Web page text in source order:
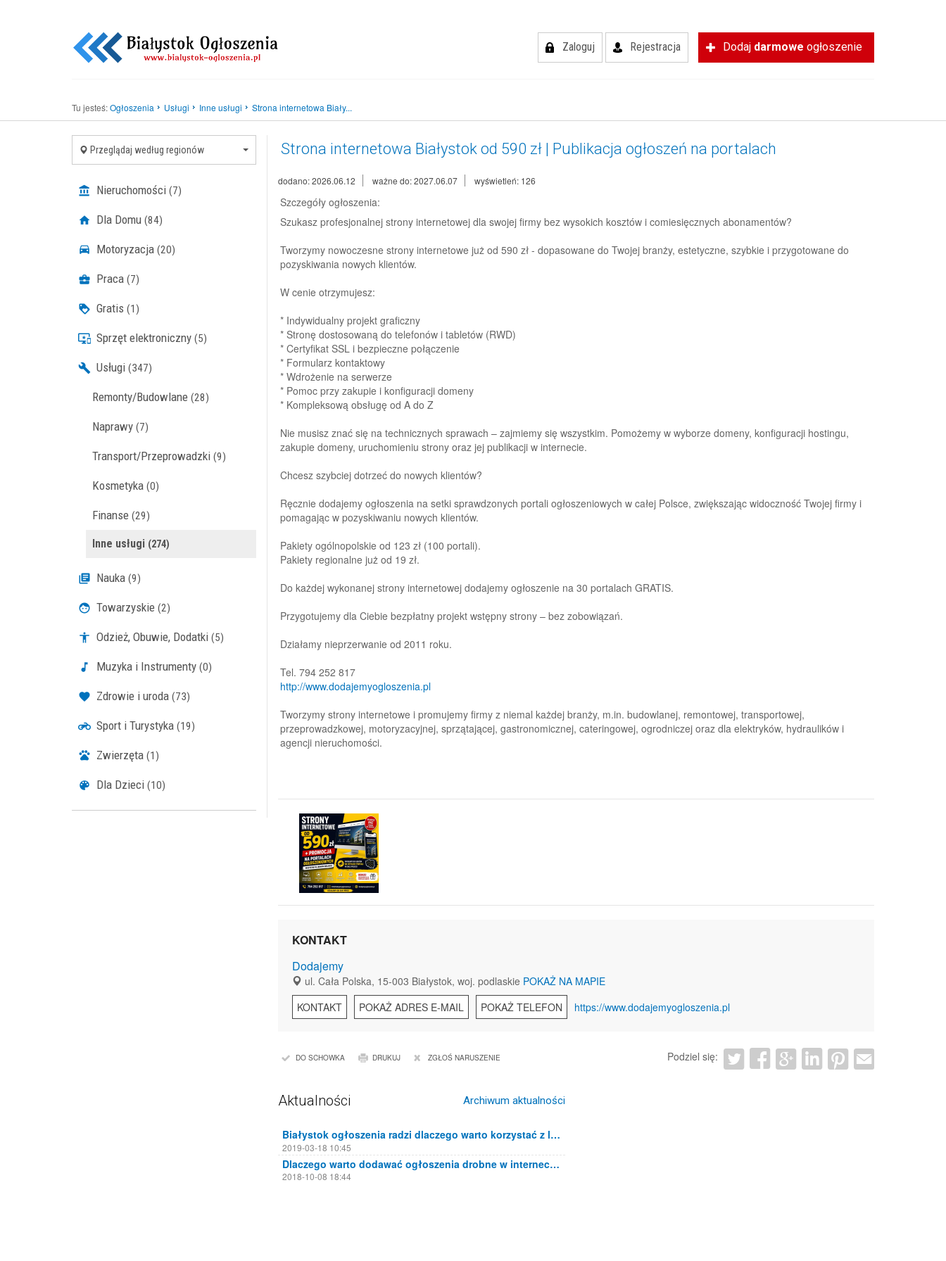
Zaloguj Rejestracja Dodaj darmowe ogłoszenie
Tu jesteś:Ogłoszenia Usługi Inne usługi Strona internetowa Biały...
Przeglądaj według regionów
Nieruchomości (7)
Dla Domu (84)
Motoryzacja (20)
Praca (7)
Gratis (1)
Sprzęt elektroniczny (5)
Usługi (347)
Remonty/Budowlane (28)
Naprawy (7)
Transport/Przeprowadzki (9)
Kosmetyka (0)
Finanse (29)
Inne usługi (274)
Nauka (9)
Towarzyskie (2)
Odzież, Obuwie, Dodatki (5)
Muzyka i Instrumenty (0)
Zdrowie i uroda (73)
Sport i Turystyka (19)
Zwierzęta (1)
Dla Dzieci (10)
Strona internetowa Białystok od 590 zł | Publikacja ogłoszeń na portalach
dodano: 2026.06.12 ważne do: 2027.06.07 wyświetleń: 126
Szczegóły ogłoszenia:
Szukasz profesjonalnej strony internetowej dla swojej firmy bez wysokich kosztów i comiesięcznych abonamentów?
Tworzymy nowoczesne strony internetowe już od 590 zł - dopasowane do Twojej branży, estetyczne, szybkie i przygotowane do
pozyskiwania nowych klientów.
W cenie otrzymujesz:
* Indywidualny projekt graficzny
* Stronę dostosowaną do telefonów i tabletów (RWD)
* Certyfikat SSL i bezpieczne połączenie
* Formularz kontaktowy
* Wdrożenie na serwerze
* Pomoc przy zakupie i konfiguracji domeny
* Kompleksową obsługę od A do Z
Nie musisz znać się na technicznych sprawach – zajmiemy się wszystkim. Pomożemy w wyborze domeny, konfiguracji hostingu,
zakupie domeny, uruchomieniu strony oraz jej publikacji w internecie.
Chcesz szybciej dotrzeć do nowych klientów?
Ręcznie dodajemy ogłoszenia na setki sprawdzonych portali ogłoszeniowych w całej Polsce, zwiększając widoczność Twojej firmy i
pomagając w pozyskiwaniu nowych klientów.
Pakiety ogólnopolskie od 123 zł (100 portali).
Pakiety regionalne już od 19 zł.
Do każdej wykonanej strony internetowej dodajemy ogłoszenie na 30 portalach GRATIS.
Przygotujemy dla Ciebie bezpłatny projekt wstępny strony – bez zobowiązań.
Działamy nieprzerwanie od 2011 roku.
Tel. 794 252 817
http://www.dodajemyogloszenia.pl
Tworzymy strony internetowe i promujemy firmy z niemal każdej branży, m.in. budowlanej, remontowej, transportowej,
przeprowadzkowej, motoryzacyjnej, sprzątającej, gastronomicznej, cateringowej, ogrodniczej oraz dla elektryków, hydraulików i
agencji nieruchomości.
KONTAKT
Dodajemy
ul. Cała Polska, 15-003 Białystok, woj. podlaskie POKAŻ NA MAPIE
KONTAKT
POKAŻ ADRES E-MAIL POKAŻ TELEFON https://www.dodajemyogloszenia.pl
DO SCHOWKA DRUKUJ ZGŁOŚ NARUSZENIE Podziel się:
Aktualności Archiwum aktualności
Białystok ogłoszenia radzi dlaczego warto korzystać z lokalnych portali ogłoszeniowych
2019-03-18 10:45
Dlaczego warto dodawać ogłoszenia drobne w internecie?
2018-10-08 18:44